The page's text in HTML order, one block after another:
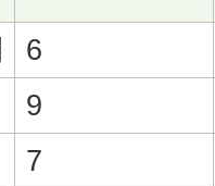
6
9
7